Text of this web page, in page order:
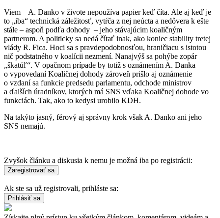
Viem – A. Danko v živote nepoužíva papier keď číta. Ale aj keď je
to „iba“ technická záležitosť, vytŕča z nej neúcta a nedôvera k ešte
stále – aspoň podľa dohody – jeho stávajúcim koaličným
partnerom. A politicky sa nedá čítať inak, ako koniec stability tretej
vlády R. Fica. Hoci sa s pravdepodobnosťou, hraničiacu s istotou
nič podstatného v koalícii nezmení. Nanajvýš sa pohýbe zopár
„škatúľ“. V opačnom prípade by totiž s oznámením A. Danka
o vypovedaní Koaličnej dohody zároveň prišlo aj oznámenie
o vzdaní sa funkcie predsedu parlamentu, odchode ministrov
a ďalších úradníkov, ktorých má SNS vďaka Koaličnej dohode vo
funkciách. Tak, ako to kedysi urobilo KDH.
Na takýto jasný, férový aj správny krok však A. Danko ani jeho
SNS nemajú.
Zvyšok článku a diskusia k nemu je možná iba po registrácii:
Ak ste sa už registrovali, prihláste sa: